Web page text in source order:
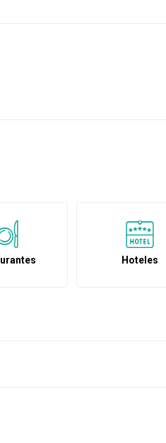
Hoteles